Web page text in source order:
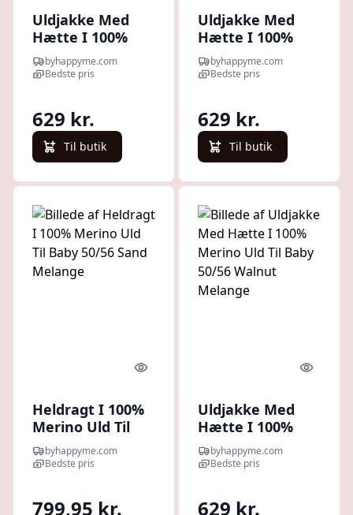
Uldjakke Med
Hætte I 100%
Merino Uld Til
Baby 86/92
byhappyme.com
Bedste pris
629 kr.
Til butik
Uldjakke Med
Hætte I 100%
Merino Uld Til
Baby 62/68 Sand
byhappyme.com
Bedste pris
629 kr.
Til butik
Quick look
Heldragt I 100%
Merino Uld Til
Baby 50/56 Sand
Melange
byhappyme.com
Bedste pris
799,95 kr.
Quick
Uldjakke Med
Hætte I 100%
Merino Uld Til
Baby 50/56
byhappyme.com
Bedste pris
629 kr.